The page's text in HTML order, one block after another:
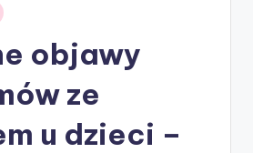
objawy
ze
u dzieci –